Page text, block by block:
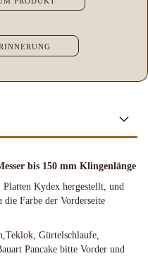
bis 150 mm Klingenlänge
Kydex hergestellt, und
die Farbe der Vorderseite
Gürtelschlaufe,
Pancake bitte Vorder und